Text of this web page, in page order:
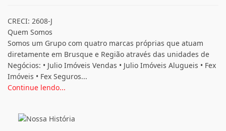
CRECI: 2608-J
Quem Somos
Somos um Grupo com quatro marcas próprias que atuam
diretamente em Brusque e Região através das unidades de
Negócios: • Julio Imóveis Vendas • Julio Imóveis Alugueis • Fex
Imóveis • Fex Seguros...
Continue lendo...